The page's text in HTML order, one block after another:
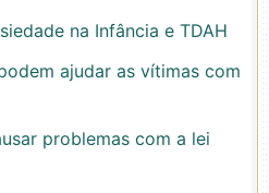
na Infância e TDAH
ajudar as vítimas com
problemas com a lei